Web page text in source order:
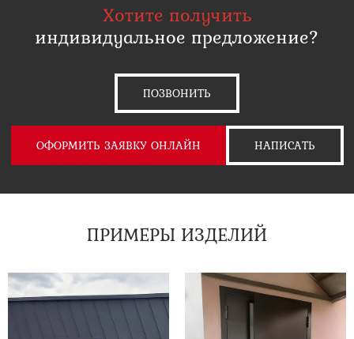
Хотите получить
индивидуальное предложение?
ПОЗВОНИТЬ
ОФОРМИТЬ ЗАЯВКУ ОНЛАЙН НАПИСАТЬ
ПРИМЕРЫ ИЗДЕЛИЙ